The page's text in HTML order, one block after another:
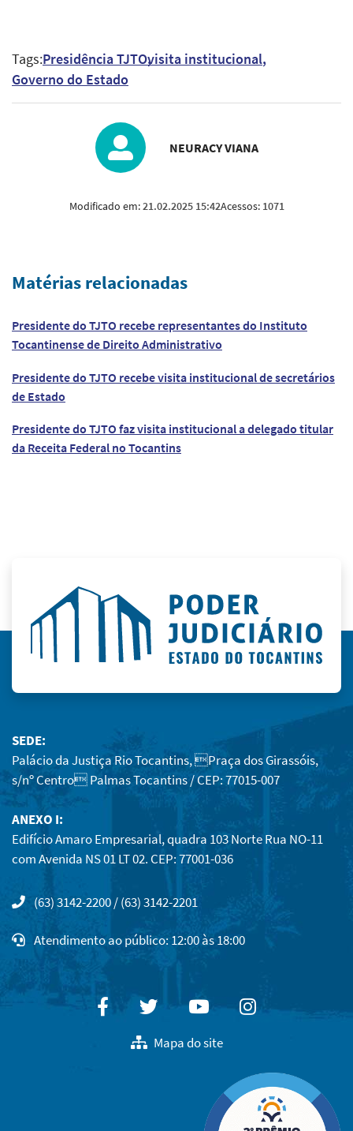
Tags:Presidência TJTOvisita institucional
Governo do Estado
NEURACY VIANA
Modificado em:21.02.2025 15:42Acessos: 1071
Matérias relacionadas
Presidente do TJTO recebe representantes do Instituto
Tocantinense de Direito Administrativo
Presidente do TJTO recebe visita institucional de secretários
de Estado
Presidente do TJTO faz visita institucional a delegado titular
da Receita Federal no Tocantins
SEDE:
Palácio da Justiça Rio Tocantins, Praça dos Girassóis,
s/nº Centro Palmas Tocantins / CEP: 77015-007
ANEXO I:
Edifício Amaro Empresarial, quadra 103 Norte Rua NO-11
com Avenida NS 01 LT 02. CEP: 77001-036
(63) 3142-2200 / (63) 3142-2201
Atendimento ao público: 12:00 às 18:00
FacebookTwitterYoutubeInstagram
Mapa do site